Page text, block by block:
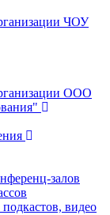
ЧОУ
ООО
залов
видео